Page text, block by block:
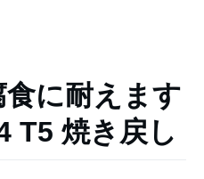
に耐えます
T5 焼き戻し